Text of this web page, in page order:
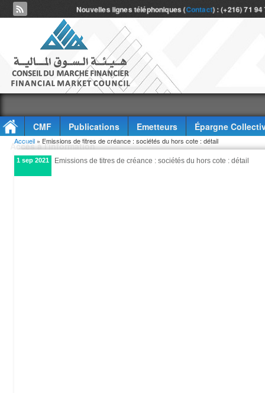
Nouvelles lignes téléphoniques (Contact) : (+216) 71
CMF Publications Emetteurs
Épargne
Accès à l'information
Vous êtes ici
Accueil » Emissions de titres de créance : sociétés du hors cote : détail
1 sep 2021 Emissions de titres de créance : sociétés du hors cote : détail